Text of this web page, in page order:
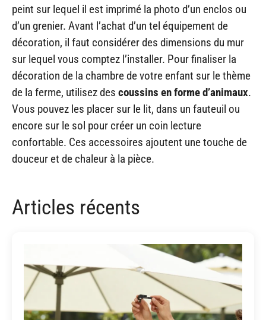
peint sur lequel il est imprimé la photo d’un enclos ou
d’un grenier. Avant l’achat d’un tel équipement de
décoration, il faut considérer des dimensions du mur
sur lequel vous comptez l’installer. Pour finaliser la
décoration de la chambre de votre enfant sur le thème
de la ferme, utilisez des coussins en forme d’animaux.
Vous pouvez les placer sur le lit, dans un fauteuil ou
encore sur le sol pour créer un coin lecture
confortable. Ces accessoires ajoutent une touche de
douceur et de chaleur à la pièce.
Articles récents